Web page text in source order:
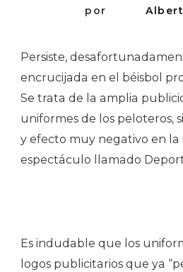
por
Persiste,
encrucijada en el béisbol
Se trata de la amplia
uniformes de los peloteros,
y efecto muy negativo en la
espectáculo llamado
Es indudable que los
logos publicitarios que ya